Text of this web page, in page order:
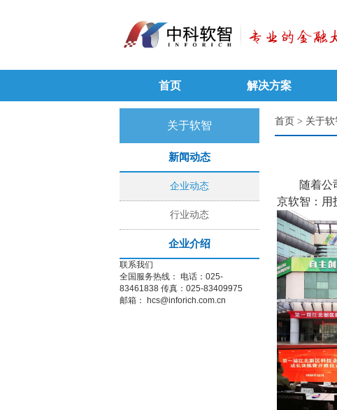
首页 解决方案
关于软智
新闻动态
企业动态
行业动态
企业介绍
联系我们
全国服务热线：
电话：025-
83461838 传真：025-83409975
邮箱：
hcs@inforich.com.cn
首页 > 关于软
随着公
京软智：用